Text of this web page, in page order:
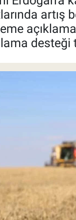
artış
desteği